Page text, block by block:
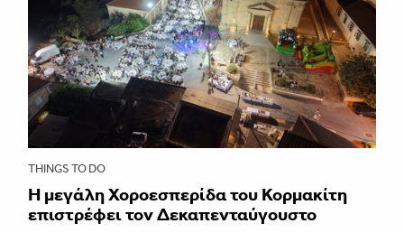
THINGS TO DO
Η μεγάλη Χοροεσπερίδα του Κορμακίτη
επιστρέφει τον Δεκαπενταύγουστο